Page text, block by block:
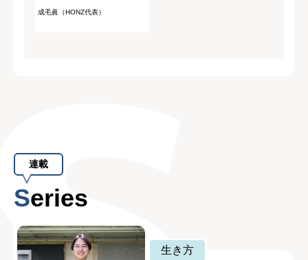
成毛眞（HONZ代表）
連載
Series
生き方